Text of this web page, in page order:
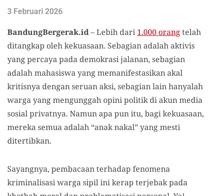
3 Februari 2026
BandungBergerak.id– Lebih dari 1.000 orangtelah
ditangkap oleh kekuasaan. Sebagian adalah aktivis
yang percaya pada demokrasi jalanan, sebagian
adalah mahasiswa yang memanifestasikan akal
kritisnya dengan seruan aksi, sebagian lain hanyalah
warga yang mengunggah opini politik di akun media
sosial privatnya. Namun apa pun itu, bagi kekuasaan,
mereka semua adalah “anak nakal” yang mesti
ditertibkan.
Sayangnya, pembacaan terhadap fenomena
kriminalisasi warga sipil ini kerap terjebak pada